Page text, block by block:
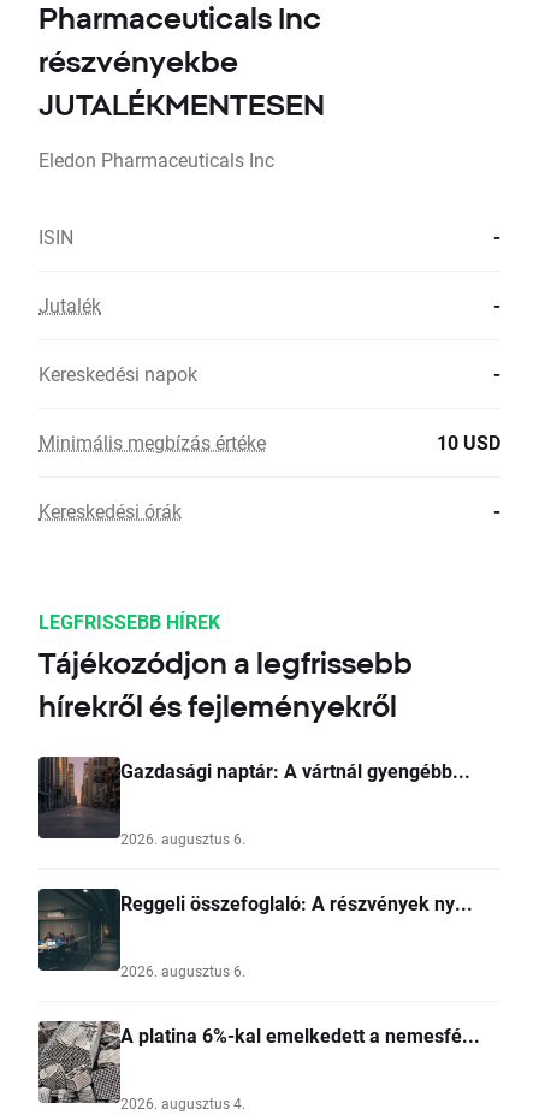
Pharmaceuticals Inc
részvényekbe
JUTALÉKMENTESEN
Eledon Pharmaceuticals Inc
ISIN -
Jutalék -
Kereskedési napok -
Minimális megbízás értéke 10 USD
Kereskedési órák -
LEGFRISSEBB HÍREK
Tájékozódjon a legfrissebb
hírekről és fejleményekről
Gazdasági naptár: A vártnál gyengébb...
2026. augusztus 6.
Reggeli összefoglaló: A részvények ny...
2026. augusztus 6.
A platina 6%-kal emelkedett a nemesfé...
2026. augusztus 4.